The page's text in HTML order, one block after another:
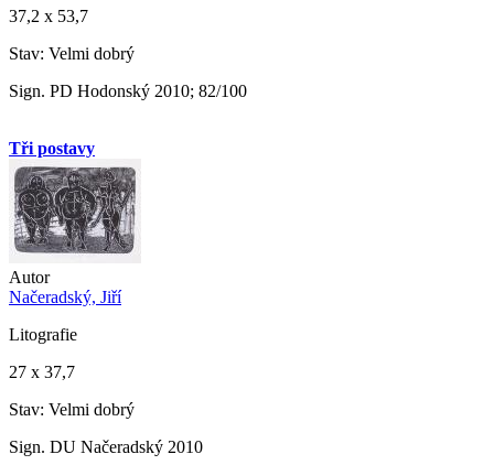
37,2 x 53,7
Stav: Velmi dobrý
Sign. PD Hodonský 2010; 82/100
Tři postavy
Autor
Načeradský, Jiří
Litografie
27 x 37,7
Stav: Velmi dobrý
Sign. DU Načeradský 2010